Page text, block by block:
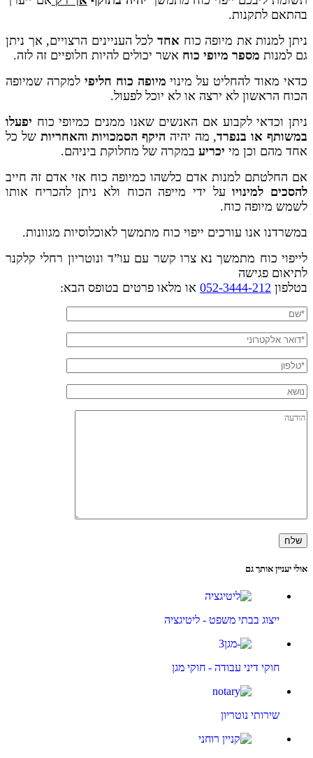
בהתאם לתקנות.
ניתן למנות את מיופה כוח אחד לכל העניינים הרצויים, אך ניתן
גם למנות מספר מיופי כוח אשר יכולים להיות חלופיים זה לזה.
כדאי מאוד להחליט על מינוי מיופה כוח חליפילמקרה שמיופה
הכוח הראשון לא ירצה או לא יוכל לפעול.
ניתן וכדאי לקבוע אם האנשים שאנו ממנים כמיופי כוח יפעלו
במשותף או בנפרד, מה יהיה היקף הסמכויות והאחריות של כל
אחד מהם וכן מי יכריע במקרה של מחלוקת ביניהם.
אם החלטתם למנות אדם כלשהו כמיופה כוח אזי אדם זה חייב
להסכים למינויו על ידי מייפה הכוח ולא ניתן להכריח אותו
לשמש מיופה כוח.
במשרדנו אנו עורכים ייפוי כוח מתמשך לאוכלוסיות מגוונות.
לייפוי כוח מתמשך נא צרו קשר עם עו”ד ונוטריון רחלי קלקנר
לתיאום פגישה
בטלפון 052-3444-212 או מלאו פרטים בטופס הבא:
אולי יעניין אותך גם
ייצוג בבתי משפט - ליטיגציה
חוקי דיני עבודה - חוקי מגן
שירותי נוטריון